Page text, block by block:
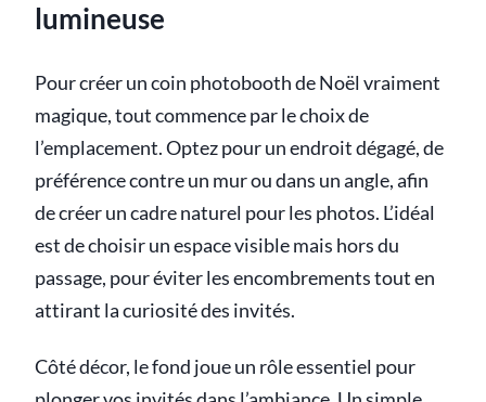
lumineuse
Pour créer un coin photobooth de Noël vraiment
magique, tout commence par le choix de
l’emplacement. Optez pour un endroit dégagé, de
préférence contre un mur ou dans un angle, afin
de créer un cadre naturel pour les photos. L’idéal
est de choisir un espace visible mais hors du
passage, pour éviter les encombrements tout en
attirant la curiosité des invités.
Côté décor, le fond joue un rôle essentiel pour